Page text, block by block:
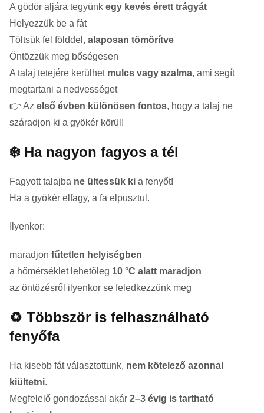
A gödör aljára tegyünk egy kevés érett trágyát
Helyezzük be a fát
Töltsük fel földdel, alaposan tömörítve
Öntözzük meg bőségesen
A talaj tetejére kerülhet mulcs vagy szalma, ami segít
megtartani a nedvességet
👉 Az első évben különösen fontos, hogy a talaj ne
száradjon ki a gyökér körül!
❄️ Ha nagyon fagyos a tél
Fagyott talajba ne ültessük ki a fenyőt!
Ha a gyökér elfagy, a fa elpusztul.
Ilyenkor:
maradjon fűtetlen helyiségben
a hőmérséklet lehetőleg 10 °C alatt maradjon
az öntözésről ilyenkor se feledkezzünk meg
♻️ Többször is felhasználható
fenyőfa
Ha kisebb fát választottunk, nem kötelező azonnal
kiültetni.
Megfelelő gondozással akár 2–3 évig is tartható